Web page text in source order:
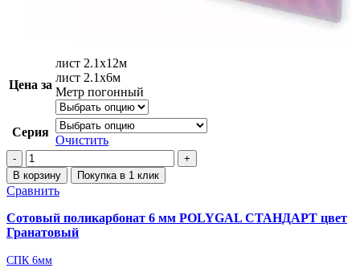
Цена за
лист 2.1х12м
лист 2.1х6м
Метр погонный
Серия
Очистить
В корзину Покупка в 1 клик
Сравнить
Сотовый поликарбонат 6 мм POLYGAL СТАНДАРТ цвет
Гранатовый
СПК 6мм